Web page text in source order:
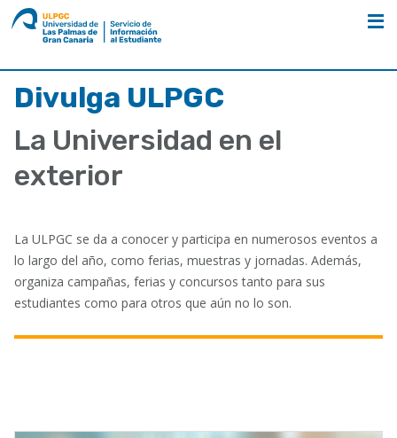
ULPGC
Nombre
unidad
Divulga ULPGC
La Universidad en el
exterior
La ULPGC se da a conocer y participa en numerosos eventos a
lo largo del año, como ferias, muestras y jornadas. Además,
organiza campañas, ferias y concursos tanto para sus
estudiantes como para otros que aún no lo son.